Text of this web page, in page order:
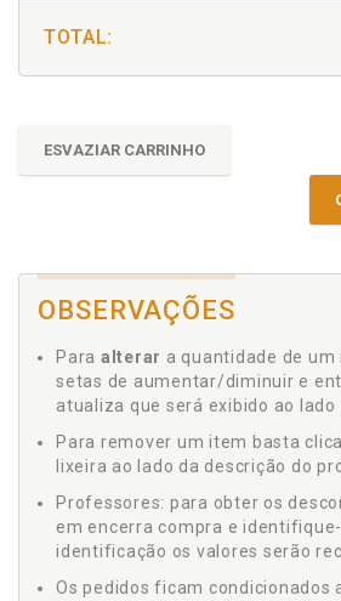
TOTAL:
ESVAZIAR CARRINHO
OBSERVAÇÕES
Para alterar a quantidade de um
setas de aumentar/diminuir e
atualiza que será exibido ao lado
Para remover um item basta
lixeira ao lado da descrição do
Professores: para obter os
em encerra compra e
identificação os valores serão
Os pedidos ficam condicionados